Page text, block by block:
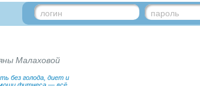
логин пароль
Малаховой
без голода, диет и